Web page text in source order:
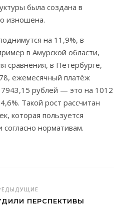
была создана в
изношена.
на 11,9%, в
в Амурской области,
сравнения, в Петербурге,
ежемесячный платёж
рублей — это на 1012
Такой рост рассчитан
которая пользуется
нормативам.
ПЕРСПЕКТИВЫ